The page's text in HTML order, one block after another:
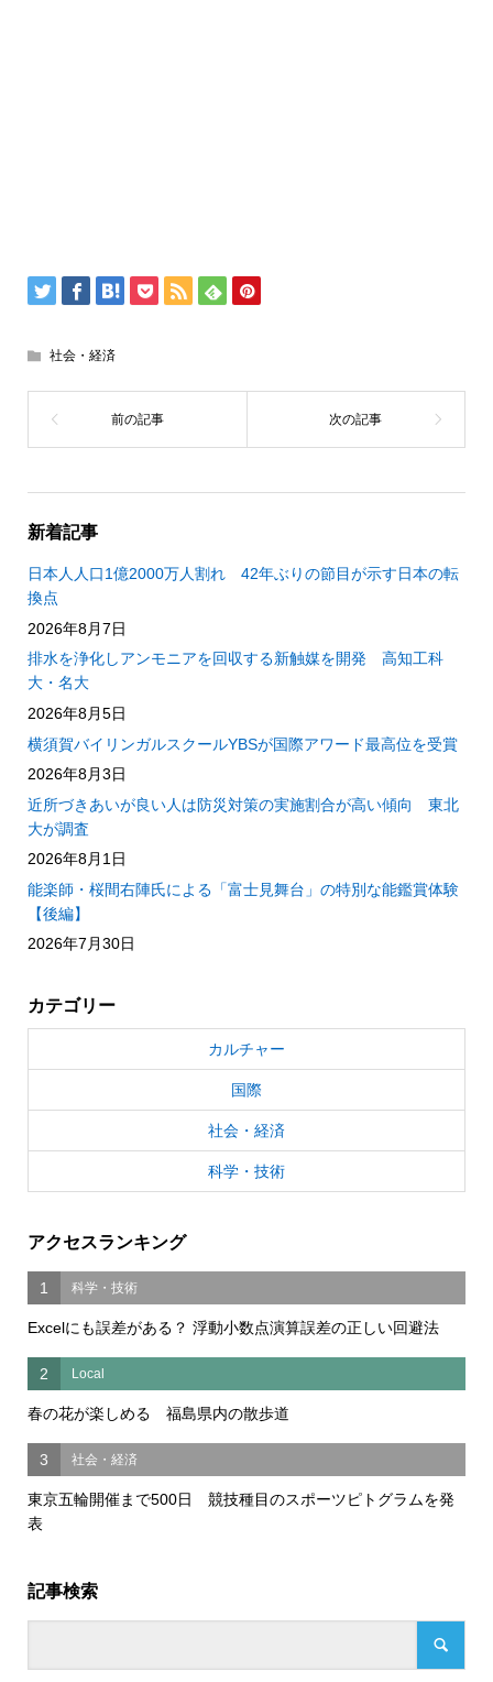
社会・経済
新着記事
日本人人口1億2000万人割れ 42年ぶりの節目が示す日本の転
換点
2026年8月7日
排水を浄化しアンモニアを回収する新触媒を開発 高知工科
大・名大
2026年8月5日
横須賀バイリンガルスクールYBSが国際アワード最高位を受賞
2026年8月3日
近所づきあいが良い人は防災対策の実施割合が高い傾向 東北
大が調査
2026年8月1日
能楽師・桜間右陣氏による「富士見舞台」の特別な能鑑賞体験
【後編】
2026年7月30日
カテゴリー
カルチャー
国際
社会・経済
科学・技術
アクセスランキング
1 科学・技術
Excelにも誤差がある？ 浮動小数点演算誤差の正しい回避法
2 Local
春の花が楽しめる 福島県内の散歩道
3 社会・経済
東京五輪開催まで500日 競技種目のスポーツピトグラムを発
表
記事検索